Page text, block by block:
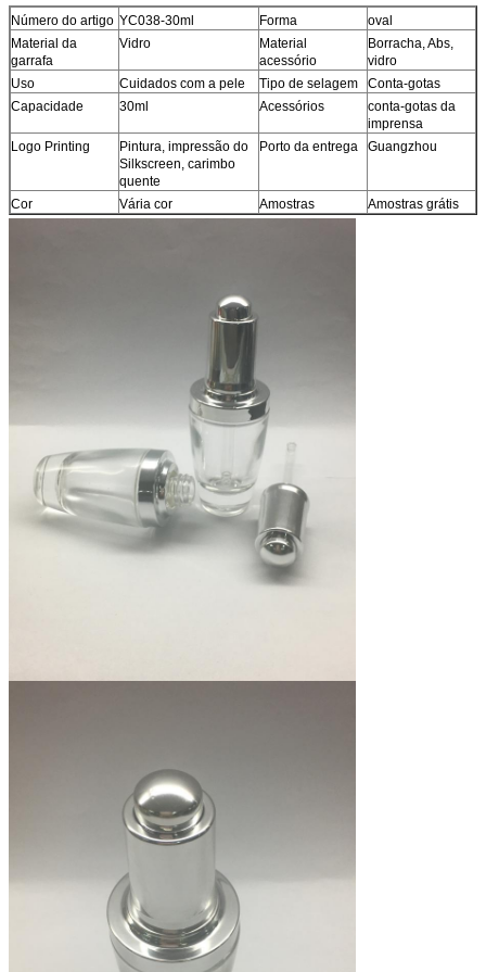
Número do artigo YC038-30ml Forma
oval
Material da
garrafa
Vidro
Material
acessório
Borracha, Abs,
vidro
Uso
Cuidados com a pele Tipo de selagem
Conta-gotas
Capacidade
30ml Acessórios
conta-gotas da
imprensa
Logo Printing
Pintura, impressão do
Silkscreen, carimbo
quente
Porto da entrega Guangzhou
Cor Vária cor Amostras Amostras grátis